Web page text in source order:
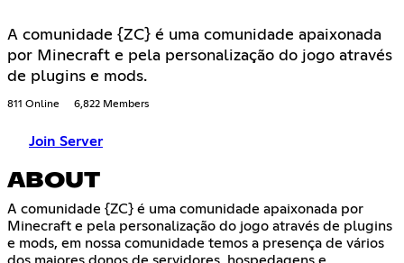
A comunidade {ZC} é uma comunidade apaixonada
por Minecraft e pela personalização do jogo através
de plugins e mods.
811 Online 6,822 Members
Join Server
ABOUT
A comunidade {ZC} é uma comunidade apaixonada por
Minecraft e pela personalização do jogo através de plugins
e mods, em nossa comunidade temos a presença de vários